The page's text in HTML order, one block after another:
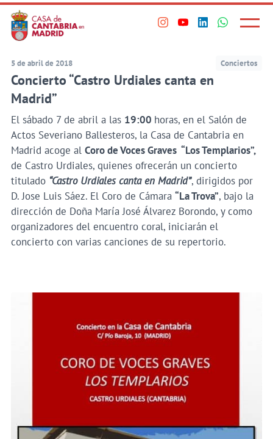
Saltar
al
contenido
principal
VisitaVisita
en
Visita
perfil
Visita
perfil
Principal
Menú
5 de abril de 2018 Conciertos
Concierto “Castro Urdiales canta en
Madrid”
El sábado 7 de abril a las 19:00 horas, en el Salón de
Actos Severiano Ballesteros, la Casa de Cantabria en
Madrid acoge al Coro de Voces Graves “Los Templarios”,
de Castro Urdiales, quienes ofrecerán un concierto
titulado “Castro Urdiales canta en Madrid”, dirigidos por
D. Jose Luis Sáez. El Coro de Cámara “La Trova”, bajo la
dirección de Doña María José Álvarez Borondo, y como
organizadores del encuentro coral, iniciarán el
concierto con varias canciones de su repertorio.